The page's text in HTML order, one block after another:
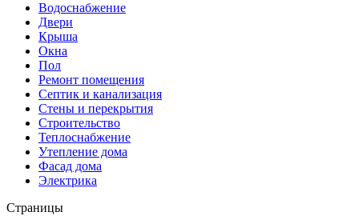
Водоснабжение
Двери
Крыша
Окна
Пол
Ремонт помещения
Септик и канализация
Стены и перекрытия
Строительство
Теплоснабжение
Утепление дома
Фасад дома
Электрика
Страницы